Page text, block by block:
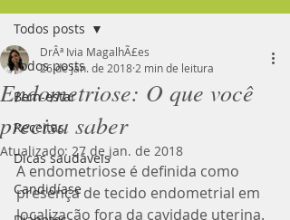
Todos posts
Bem-estar
Receitas
Dicas saudáveis
Candidíase
Todos posts
Endometriose: O que você
precisa saber
DrÂª Ivia MagalhÃ£es
26 de jan. de 2018 2 min de leitura
Atualizado: 27 de jan. de 2018
A endometriose é definida como
presença de tecido endometrial em
localização fora da cavidade uterina.